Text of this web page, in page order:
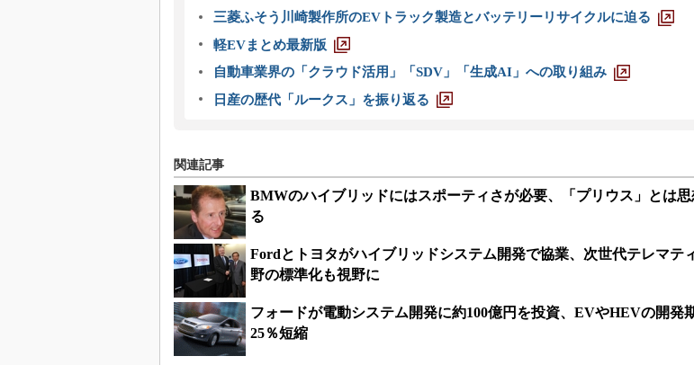
三菱ふそう川崎製作所のEVトラック製造とバッテリーリサイクルに迫る
軽EVまとめ最新版
自動車業界の「クラウド活用」「SDV」「生成AI」への取り組み
日産の歴代「ルークス」を振り返る
関連記事
BMWのハイブリッドにはスポーティさが必要、「プリウス」とは
る
Fordとトヨタがハイブリッドシステム開発で協業、次世代テレマテ
野の標準化も視野に
フォードが電動システム開発に約100億円を投資、EVやHEVの開発
25％短縮